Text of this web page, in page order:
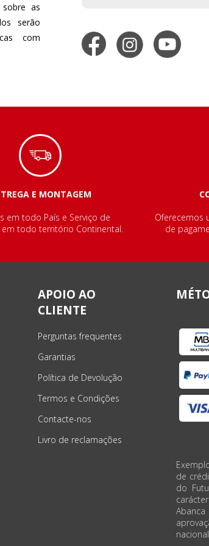
as
serão
com
E MONTAGEM
em todo País e Serviço de
todo território Continental.
Oferecemos
de
APOIO AO
CLIENTE
Perguntas frequentes
Garantias
Política de Devolução
Termos e Condições
Contacte-nos
Livro de reclamações
de
do
nacional.